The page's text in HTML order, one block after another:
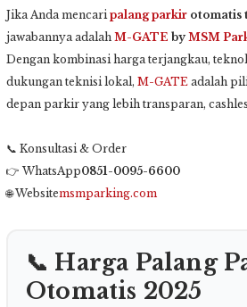
Jika Anda mencaripalang parkir otomatis
jawabannya adalah M-GATE by MSM
Dengan kombinasi harga terjangkau,
dukungan teknisi lokal, M-GATE adalah
depan parkir yang lebih transparan,
📞 Konsultasi & Order
👉 WhatsApp0851-0095-6600
🌐 Websitemsmparking.com
📞 Harga Palang
Otomatis 2025